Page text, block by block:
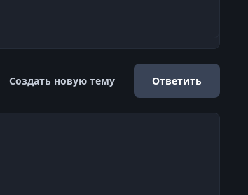
Создать новую тему Ответить